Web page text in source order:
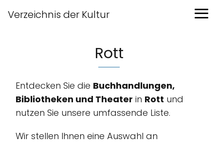
Verzeichnis der Kultur
Rott
Entdecken Sie die Buchhandlungen,
Bibliotheken und Theater in Rott und
nutzen Sie unsere umfassende Liste.
Wir stellen Ihnen eine Auswahl an